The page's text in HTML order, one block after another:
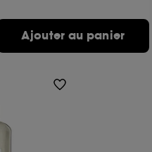
Ajouter au panier